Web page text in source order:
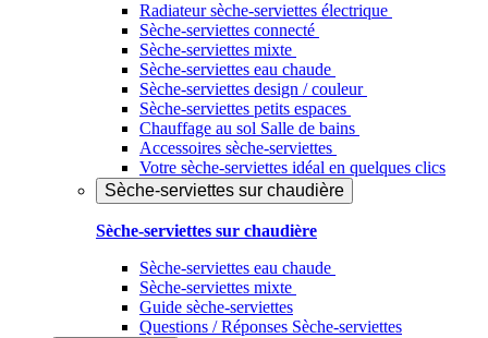
Radiateur sèche-serviettes électrique
Sèche-serviettes connecté
Sèche-serviettes mixte
Sèche-serviettes eau chaude
Sèche-serviettes design / couleur
Sèche-serviettes petits espaces
Chauffage au sol Salle de bains
Accessoires sèche-serviettes
Votre sèche-serviettes idéal en quelques clics
Sèche-serviettes sur chaudière
Sèche-serviettes sur chaudière
Sèche-serviettes eau chaude
Sèche-serviettes mixte
Guide sèche-serviettes
Questions / Réponses Sèche-serviettes